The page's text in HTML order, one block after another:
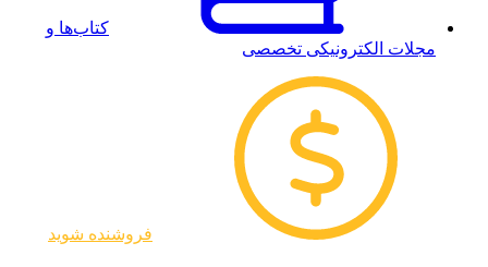
کتاب‌ها و
مجلات الکترونیکی تخصصی
فروشنده شوید